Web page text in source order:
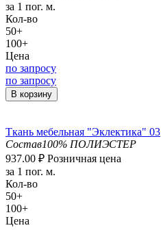
за 1 пог. м.
Кол-во
50+
100+
Цена
по запросу
по запросу
В корзину
Ткань мебельная "Эклектика" 03
Состав100% ПОЛИЭСТЕР
937.00 ₽ Розничная цена
за 1 пог. м.
Кол-во
50+
100+
Цена